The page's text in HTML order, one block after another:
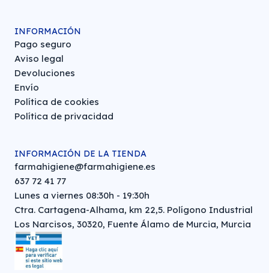
INFORMACIÓN
Pago seguro
Aviso legal
Devoluciones
Envío
Política de cookies
Política de privacidad
INFORMACIÓN DE LA TIENDA
farmahigiene@farmahigiene.es
637 72 41 77
Lunes a viernes 08:30h - 19:30h
Ctra. Cartagena-Alhama, km 22,5. Polígono Industrial
Los Narcisos, 30320, Fuente Álamo de Murcia, Murcia